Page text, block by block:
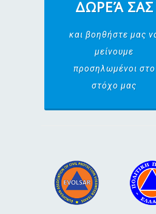
ΔΩΡΕΆ ΣΑΣ
και βοηθήστε μας
μείνουμε
προσηλωμένοι στο
στόχο μας